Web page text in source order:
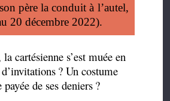
père la conduit à l’autel,
20 décembre 2022).
cartésienne s’est muée en
d’invitations ? Un costume
payée de ses deniers ?